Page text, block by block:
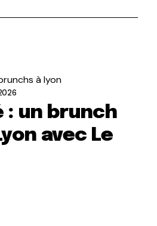
à lyon
: un brunch
avec Le